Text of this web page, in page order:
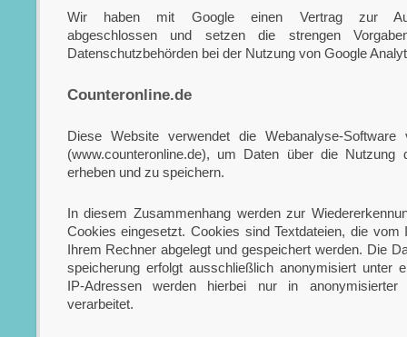
Wir haben mit Google einen Vertrag zur
abgeschlossen und setzen die strengen
Datenschutzbehörden bei der Nutzung von Google
Counteronline.de
Diese Website verwendet die Webanalyse-Software
(www.counteronline.de), um Daten über die Nutzung
erheben und zu speichern.
In diesem Zusammenhang werden zur
Cookies eingesetzt. Cookies sind Textdateien, die vom
Ihrem Rechner abgelegt und gespeichert werden. Die
speicherung erfolgt ausschließlich anonymisiert unter
IP-Adressen werden hierbei nur in anonymisierter
verarbeitet.